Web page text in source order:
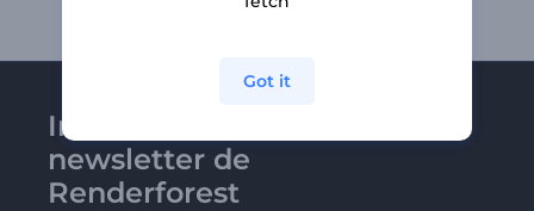
Inscrivez-vous à la
newsletter de
Renderforest
Got it